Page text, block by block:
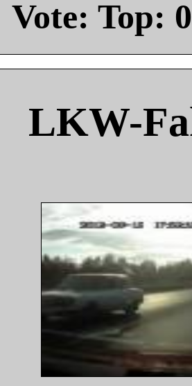
Vote: Top: 0
LKW-